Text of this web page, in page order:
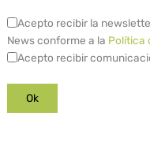
Acepto recibir la
News conforme a la Política
Acepto recibir